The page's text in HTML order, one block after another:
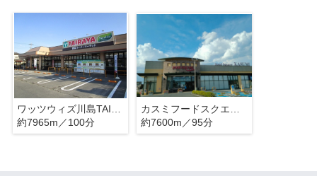
約7965m／100分
約7600m／95分